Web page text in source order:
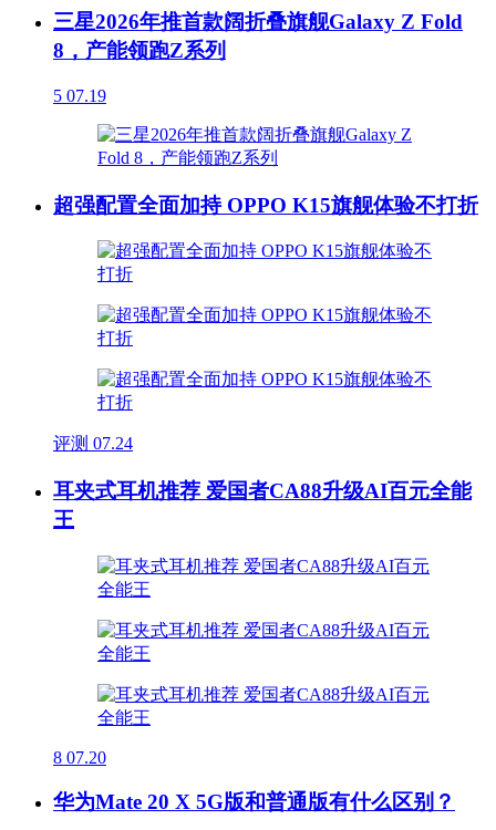
三星2026年推首款阔折叠旗舰Galaxy Z Fold
8，产能领跑Z系列
5 07.19
超强配置全面加持 OPPO K15旗舰体验不打折
评测 07.24
耳夹式耳机推荐 爱国者CA88升级AI百元全能
王
8 07.20
华为Mate 20 X 5G版和普通版有什么区别？